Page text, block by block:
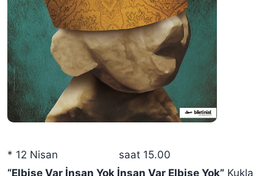
* 12 Nisan saat 15.00
“Elbise Var İnsan Yok İnsan Var Elbise Yok” Kukla